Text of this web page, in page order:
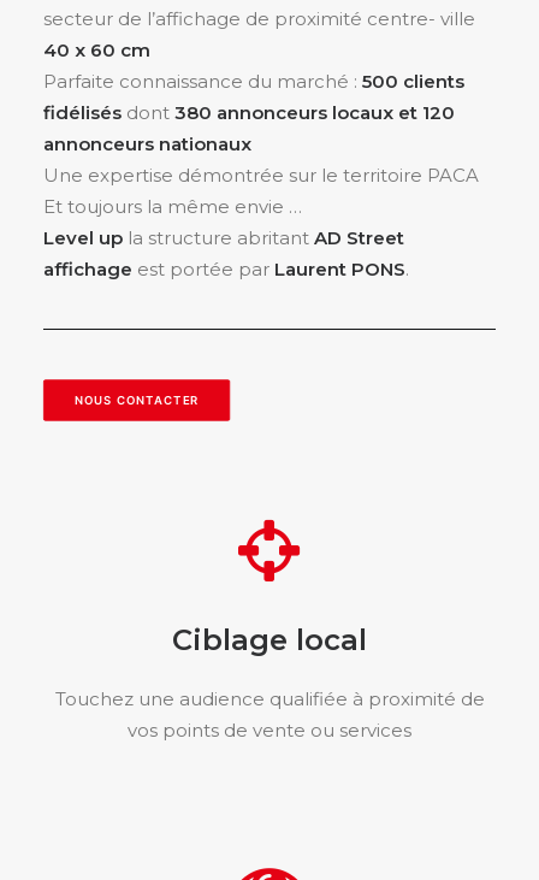
secteur de l’affichage de proximité centre- ville
40 x 60 cm
Parfaite connaissance du marché : 500 clients
fidélisés dont 380 annonceurs locaux et 120
annonceurs nationaux
Une expertise démontrée sur le territoire PACA
Et toujours la même envie …
Level up la structure abritant AD Street
affichage est portée par Laurent PONS.
NOUS CONTACTER
Ciblage local
Touchez une audience qualifiée à proximité de
vos points de vente ou services